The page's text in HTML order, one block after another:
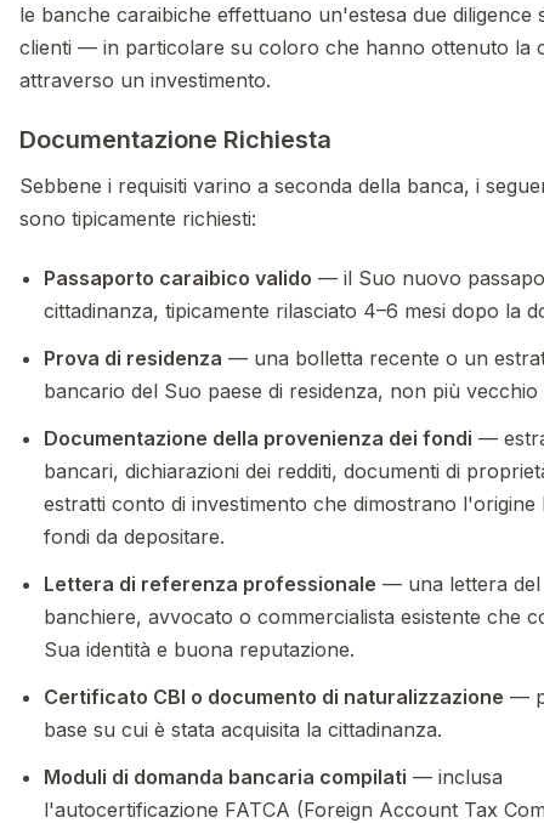
le banche caraibiche effettuano un'estesa due diligence
clienti — in particolare su coloro che hanno ottenuto la
attraverso un investimento.
Documentazione Richiesta
Sebbene i requisiti varino a seconda della banca, i
sono tipicamente richiesti:
Passaporto caraibico valido — il Suo nuovo
cittadinanza, tipicamente rilasciato 4–6 mesi dopo la
Prova di residenza — una bolletta recente o un
bancario del Suo paese di residenza, non più vecchio
Documentazione della provenienza dei fondi —
bancari, dichiarazioni dei redditi, documenti di
estratti conto di investimento che dimostrano l'origine
fondi da depositare.
Lettera di referenza professionale — una lettera del
banchiere, avvocato o commercialista esistente che
Sua identità e buona reputazione.
Certificato CBI o documento di naturalizzazione —
base su cui è stata acquisita la cittadinanza.
Moduli di domanda bancaria compilati — inclusa
l'autocertificazione FATCA (Foreign Account Tax